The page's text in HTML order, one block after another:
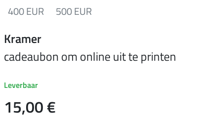
400 EUR
500 EUR
Kramer
cadeaubon om online uit te printen
Leverbaar
15,00 €